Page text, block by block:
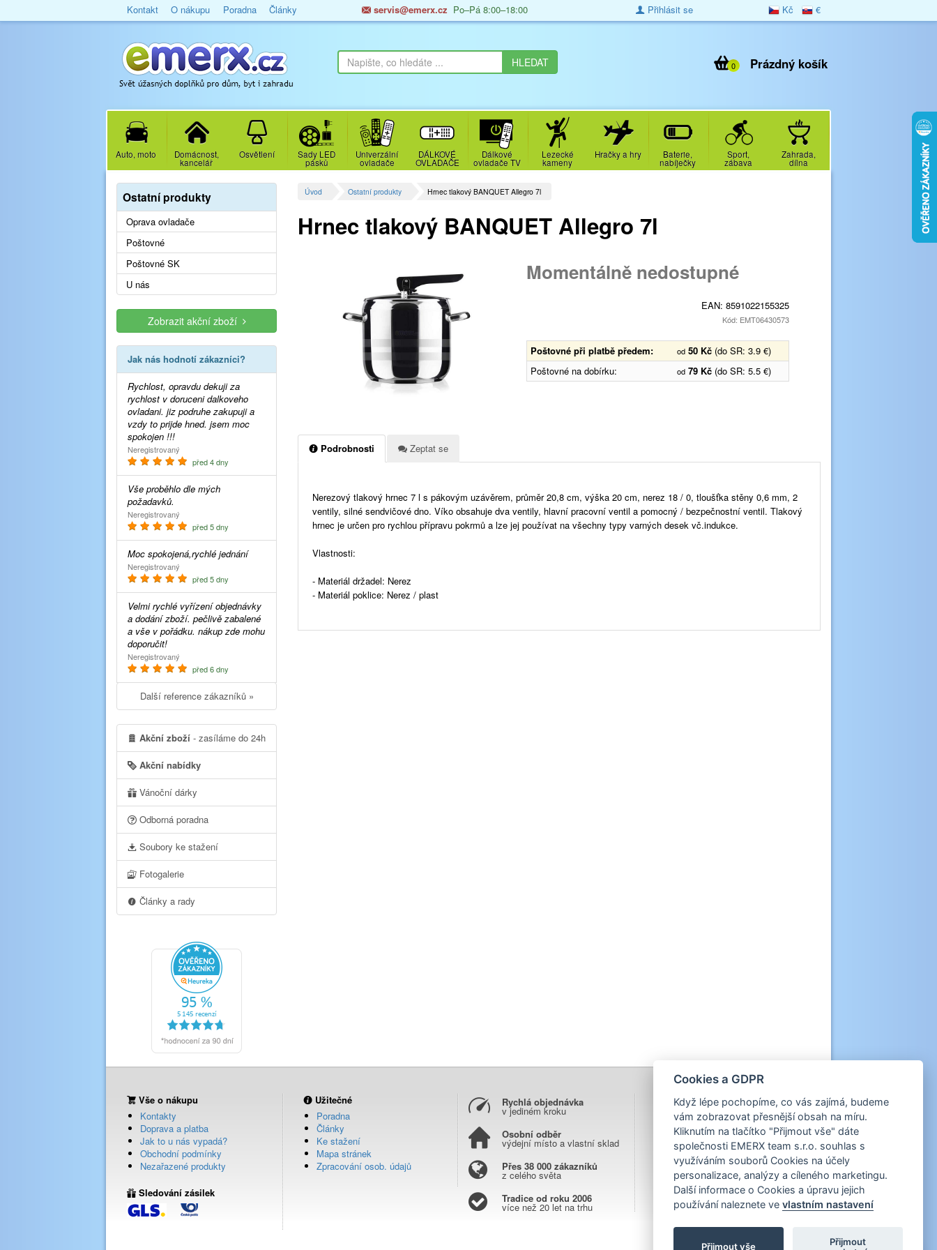
Kontakt O nákupu Poradna Články servis@emerx.cz Po–Pá 8:00–18:00 Kč €
Přihlásit se
Prázdný košík
0
Auto, moto Domácnost,
kancelář
Osvětlení Sady LED
pásků
Univerzální
ovladače
DÁLKOVÉ
OVLADAČE
Dálkové
ovladače TV
Lezecké
kameny
Hračky a hry Baterie,
nabíječky
Sport,
zábava
Zahrada,
dílna
Úvod Ostatní produkty Hrnec tlakový BANQUET Allegro 7l
Hrnec tlakový BANQUET Allegro 7l
Momentálně nedostupné
EAN: 8591022155325
Kód: EMT06430573
Poštovné při platbě předem: od 50 Kč (do SR: 3.9 €)
Poštovné na dobírku:
od 79 Kč (do SR: 5.5 €)
Podrobnosti Zeptat se
Nerezový tlakový hrnec 7 l s pákovým uzávěrem, průměr 20,8 cm, výška 20 cm, nerez 18 / 0, tloušťka stěny 0,6 mm, 2
ventily, silné sendvičové dno. Víko obsahuje dva ventily, hlavní pracovní ventil a pomocný / bezpečnostní ventil. Tlakový
hrnec je určen pro rychlou přípravu pokrmů a lze jej používat na všechny typy varných desek vč.indukce.
Vlastnosti:
- Materiál držadel: Nerez
- Materiál poklice: Nerez / plast
Ostatní produkty
Oprava ovladače
Poštovné
Poštovné SK
U nás
Zobrazit akční zboží
Jak nás hodnotí zákazníci?
Rychlost, opravdu dekuji za
rychlost v doruceni dalkoveho
ovladani. jiz podruhe zakupuji a
vzdy to prijde hned. jsem moc
spokojen !!!
Neregistrovaný
před 4 dny
Vše proběhlo dle mých
požadavků.
Neregistrovaný
před 5 dny
Moc spokojená,rychlé jednání
Neregistrovaný
před 5 dny
Velmi rychlé vyřízení objednávky
a dodání zboží. pečlivě zabalené
a vše v pořádku. nákup zde mohu
doporučit!
Neregistrovaný
před 6 dny
Další reference zákazníků »
Akční zboží - zasíláme do 24h
Akční nabídky
Vánoční dárky
Odborná poradna
Soubory ke stažení
Fotogalerie
Články a rady
Vše o nákupu
Kontakty
Doprava a platba
Jak to u nás vypadá?
Obchodní podmínky
Nezařazené produkty
Sledování zásilek
Užitečné
Poradna
Články
Ke stažení
Mapa stránek
Zpracování osob. údajů
Rychlá objednávka
v jediném kroku
Osobní odběr
výdejní místo a vlastní sklad
Přes 38 000 zákazníků
z celého světa
Tradice od roku 2006
více než 20 let na trhu
Cookies a GDPR
Když lépe pochopíme, co vás zajímá, budeme
vám zobrazovat přesnější obsah na míru.
Kliknutím na tlačítko "Přijmout vše" dáte
společnosti EMERX team s.r.o. souhlas s
využíváním souborů Cookies na účely
personalizace, analýzy a cíleného marketingu.
Další informace o Cookies a úpravu jejich
používání naleznete ve vlastním nastavení
Přijmout vše
Přijmout